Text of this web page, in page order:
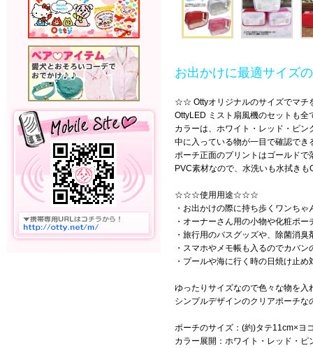
お出かけに最適サイズ
☆☆ Ottyオリジナルのサイズでマチ
OttyLED ミスト扇風機のセットも全
カラーは、ホワイト・レッド・ピン
中に入っている物が一目で確認でき
ポーチ正面のプリントはゴールド
PVC素材なので、水洗いも水拭きも
☆☆☆使用用途☆☆☆
・お出かけの際に持ち歩くワンち
・オーナーさん用の小物や化粧ポー
・旅行用のバスグッズや、除菌消臭
・スマホやメモ帳も入るのでカバ
・プールや海に行く時の日焼け止
ゆったりサイズなので色々な物を入
シンプルデザインのクリアポーチ
ポーチのサイズ：(約)タテ11cm×ヨ
カラー展開：ホワイト・レッド・ピ